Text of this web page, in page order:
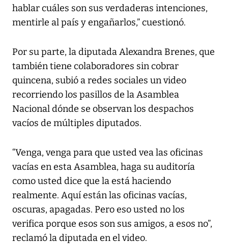
hablar cuáles son sus verdaderas intenciones,
mentirle al país y engañarlos,” cuestionó.
Por su parte, la diputada Alexandra Brenes, que
también tiene colaboradores sin cobrar
quincena, subió a redes sociales un video
recorriendo los pasillos de la Asamblea
Nacional dónde se observan los despachos
vacíos de múltiples diputados.
“Venga, venga para que usted vea las oficinas
vacías en esta Asamblea, haga su auditoría
como usted dice que la está haciendo
realmente. Aquí están las oficinas vacías,
oscuras, apagadas. Pero eso usted no los
verifica porque esos son sus amigos, a esos no”,
reclamó la diputada en el video.